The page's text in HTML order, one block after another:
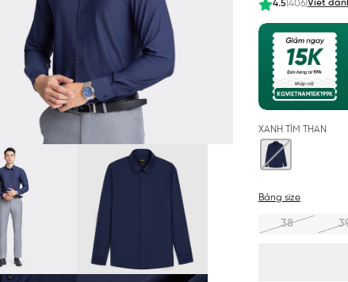
4.5(406)Viết
XANH TÍM THAN
Bảng size
38